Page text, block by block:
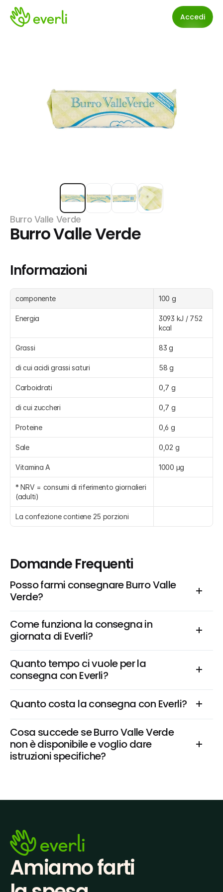
Accedi
Burro Valle Verde
Burro Valle Verde
Informazioni
componente 100 g
Energia
3093 kJ / 752
kcal
Grassi 83 g
di cui acidi grassi saturi 58 g
Carboidrati 0,7 g
di cui zuccheri 0,7 g
Proteine 0,6 g
Sale 0,02 g
Vitamina A 1000 µg
* NRV = consumi di riferimento giornalieri
(adulti)
La confezione contiene 25 porzioni
Domande Frequenti
Posso farmi consegnare Burro Valle
Verde?
Come funziona la consegna in
giornata di Everli?
Quanto tempo ci vuole per la
consegna con Everli?
Quanto costa la consegna con Everli?
Cosa succede se Burro Valle Verde
non è disponibile e voglio dare
istruzioni specifiche?
Amiamo farti